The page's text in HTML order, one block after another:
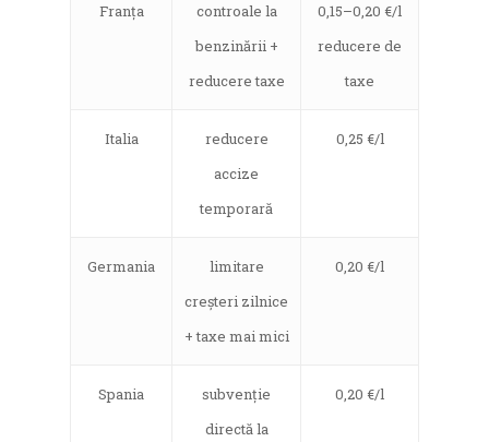
Franța
controale la
benzinării +
reducere taxe
0,15–0,20 €/l
reducere de
taxe
Italia
reducere
accize
temporară
0,25 €/l
Germania
limitare
creșteri zilnice
+ taxe mai mici
0,20 €/l
Spania
subvenție
directă la
0,20 €/l